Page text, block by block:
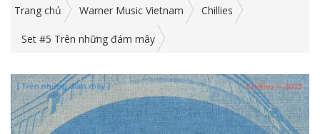
Trang chủ Warner Music Vietnam Chillies
Set #5 Trên những đám mây